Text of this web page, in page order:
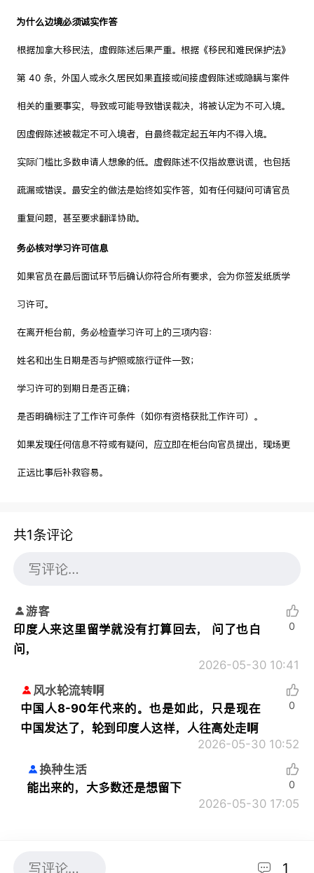
为什么边境必须诚实作答
根据加拿大移民法，虚假陈述后果严重。根据《移民和难民保护法》
第 40 条，外国人或永久居民如果直接或间接虚假陈述或隐瞒与案件
相关的重要事实，导致或可能导致错误裁决，将被认定为不可入境。
因虚假陈述被裁定不可入境者，自最终裁定起五年内不得入境。
实际门槛比多数申请人想象的低。虚假陈述不仅指故意说谎，也包括
疏漏或错误。最安全的做法是始终如实作答，如有任何疑问可请官员
重复问题，甚至要求翻译协助。
务必核对学习许可信息
如果官员在最后面试环节后确认你符合所有要求，会为你签发纸质学
习许可。
在离开柜台前，务必检查学习许可上的三项内容：
姓名和出生日期是否与护照或旅行证件一致；
学习许可的到期日是否正确；
是否明确标注了工作许可条件（如你有资格获批工作许可）。
如果发现任何信息不符或有疑问，应立即在柜台向官员提出，现场更
正远比事后补救容易。
共1条评论
游客
印度人来这里留学就没有打算回去， 问了也白
问，
2026-05-30 10:41
0
风水轮流转啊
中国人8-90年代来的。也是如此，只是现在
中国发达了，轮到印度人这样，人往高处走啊
2026-05-30 10:52
0
换种生活
能出来的，大多数还是想留下
2026-05-30 17:05
0
1